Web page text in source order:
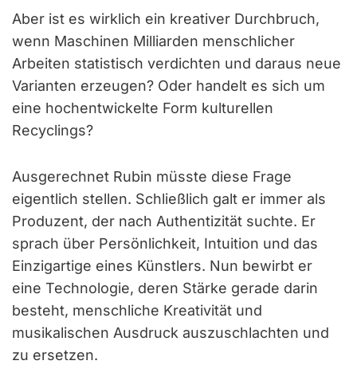
Aber ist es wirklich ein kreativer Durchbruch,
wenn Maschinen Milliarden menschlicher
Arbeiten statistisch verdichten und daraus neue
Varianten erzeugen? Oder handelt es sich um
eine hochentwickelte Form kulturellen
Recyclings?
Ausgerechnet Rubin müsste diese Frage
eigentlich stellen. Schließlich galt er immer als
Produzent, der nach Authentizität suchte. Er
sprach über Persönlichkeit, Intuition und das
Einzigartige eines Künstlers. Nun bewirbt er
eine Technologie, deren Stärke gerade darin
besteht, menschliche Kreativität und
musikalischen Ausdruck auszuschlachten und
zu ersetzen.